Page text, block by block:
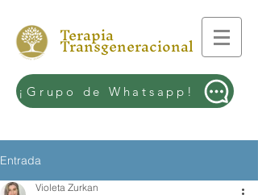
Terapia
Transgeneracional
¡Grupo de Whatsapp!
Entrada
Violeta Zurkan